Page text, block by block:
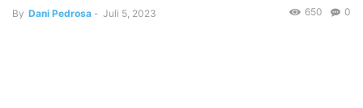
By Dani Pedrosa - Juli 5, 2023 0
650